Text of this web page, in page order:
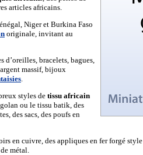
articles africains.
Niger et Burkina Faso
originale, invitant au
d’oreilles, bracelets, bagues,
massif, bijoux
.
styles de tissu africain
ou le tissu batik, des
des sacs, des poufs en
en cuivre, des appliques en fer forgé style
métal.